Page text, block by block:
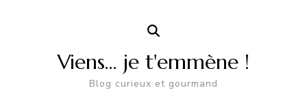
Viens… je t'emmène !
Blog curieux et gourmand